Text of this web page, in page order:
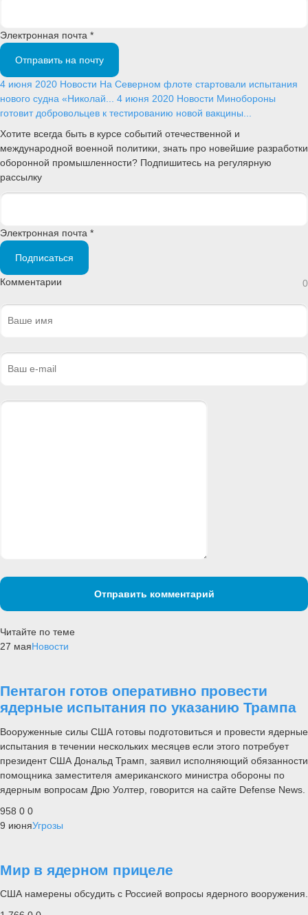
Электронная почта *
Отправить на почту
4 июня 2020 Новости На Северном флоте стартовали испытания
нового судна «Николай... 4 июня 2020 Новости Минобороны
готовит добровольцев к тестированию новой вакцины...
Хотите всегда быть в курсе событий отечественной и
международной военной политики, знать про новейшие разработки
оборонной промышленности? Подпишитесь на регулярную
рассылку
Электронная почта *
Подписаться
Комментарии 0
Отправить комментарий
Читайте по теме
27 маяНовости
Пентагон готов оперативно провести
ядерные испытания по указанию Трампа
Вооруженные силы США готовы подготовиться и провести ядерные
испытания в течении нескольких месяцев если этого потребует
президент США Дональд Трамп, заявил исполняющий обязанности
помощника заместителя американского министра обороны по
ядерным вопросам Дрю Уолтер, говорится на сайте Defense News.
958 0 0
9 июняУгрозы
Мир в ядерном прицеле
США намерены обсудить с Россией вопросы ядерного вооружения.